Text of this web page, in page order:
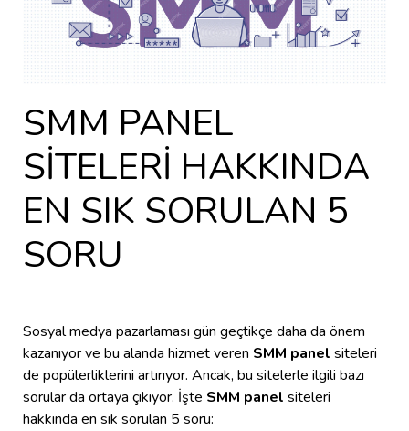
SMM PANEL
SİTELERİ HAKKINDA
EN SIK SORULAN 5
SORU
Sosyal medya pazarlaması gün geçtikçe daha da önem
kazanıyor ve bu alanda hizmet veren SMM panel siteleri
de popülerliklerini artırıyor. Ancak, bu sitelerle ilgili bazı
sorular da ortaya çıkıyor. İşte SMM panel siteleri
hakkında en sık sorulan 5 soru: